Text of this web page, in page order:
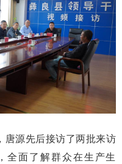
唐源先后接访了两批来访
全面了解群众在生产生